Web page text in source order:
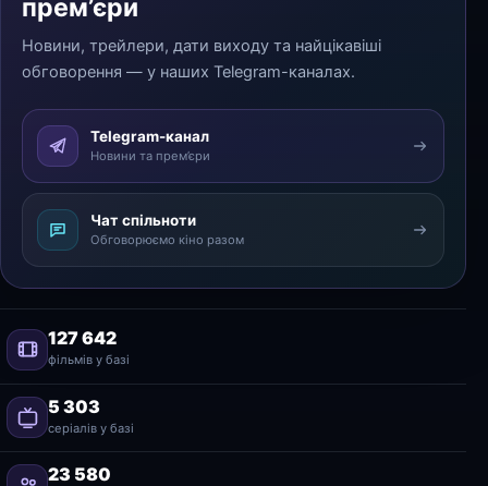
прем’єри
Новини, трейлери, дати виходу та найцікавіші
обговорення — у наших Telegram-каналах.
Telegram-канал
Новини та прем’єри
Чат спільноти
Обговорюємо кіно разом
127 642
фільмів у базі
5 303
серіалів у базі
23 580